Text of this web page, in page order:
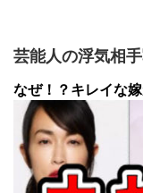
芸能人の浮気相
なぜ！？キレイな